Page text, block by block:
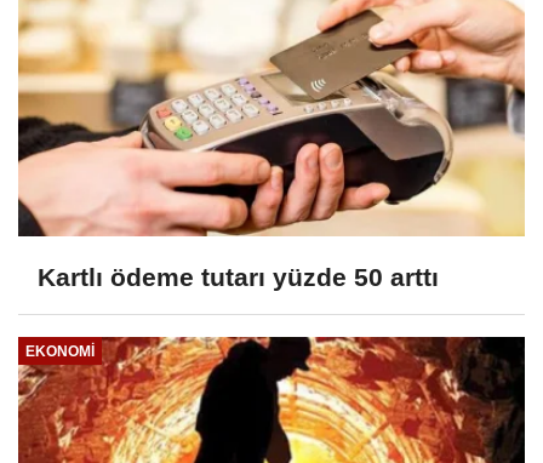
Kartlı ödeme tutarı yüzde 50 arttı
EKONOMI